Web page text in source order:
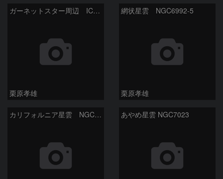
ガーネットスター周辺 IC1396
栗原孝雄
網状星雲 NGC6992-5
栗原孝雄
カリフォルニア星雲 NGC1499 あやめ星雲 NGC7023